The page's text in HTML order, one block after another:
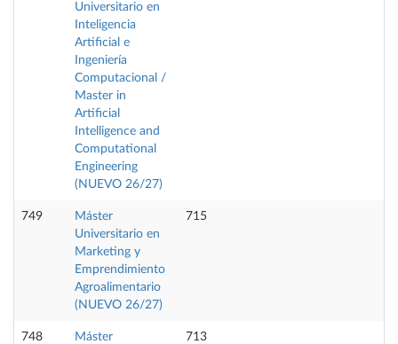
Universitario en
Inteligencia
Artificial e
Ingeniería
Computacional /
Master in
Artificial
Intelligence and
Computational
Engineering
(NUEVO 26/27)
749
Máster
Universitario en
Marketing y
Emprendimiento
Agroalimentario
(NUEVO 26/27)
715
748
Máster
713